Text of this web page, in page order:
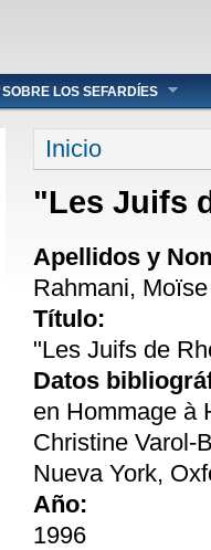
LOS SEFARDÍES
Se encuentra
Inicio
"Les Juifs
Apellidos y
Rahmani, Moïse
Título:
"Les Juifs de
Datos
en Hommage à
Christine Varol-
Nueva York,
Año:
1996